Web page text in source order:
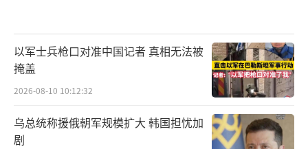
以军士兵枪口对准中国记者 真相无法被
掩盖
2026-08-10 10:12:32
乌总统称援俄朝军规模扩大 韩国担忧加
剧